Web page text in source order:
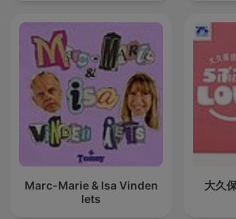
Marc-Marie & Isa Vinden
Iets
大久